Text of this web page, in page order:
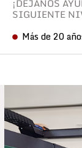
¡DÉJANOS
SIGUIENTE
Más de 20